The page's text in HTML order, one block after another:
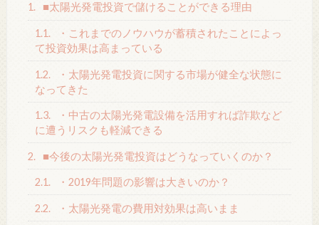
1. ■太陽光発電投資で儲けることができる理由
1.1.
・これまでのノウハウが蓄積されたことによっ
て投資効果は高まっている
1.2.
・太陽光発電投資に関する市場が健全な状態に
なってきた
1.3.
・中古の太陽光発電設備を活用すれば詐欺など
に遭うリスクも軽減できる
2. ■今後の太陽光発電投資はどうなっていくのか？
2.1. ・2019年問題の影響は大きいのか？
2.2. ・太陽光発電の費用対効果は高いまま